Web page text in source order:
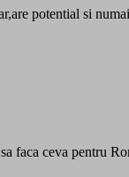
potential si
faca ceva pentru